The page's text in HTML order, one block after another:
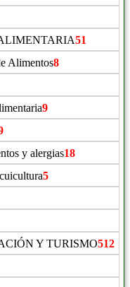
51
Alimentos8
9
y alergias18
5
Y TURISMO512